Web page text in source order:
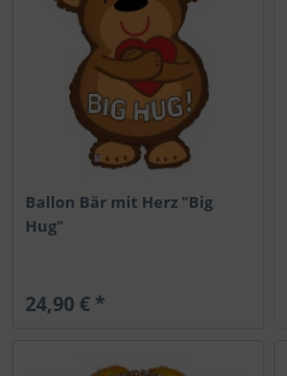
Ballon Bär mit Herz "Big
Hug"
24,90 € *